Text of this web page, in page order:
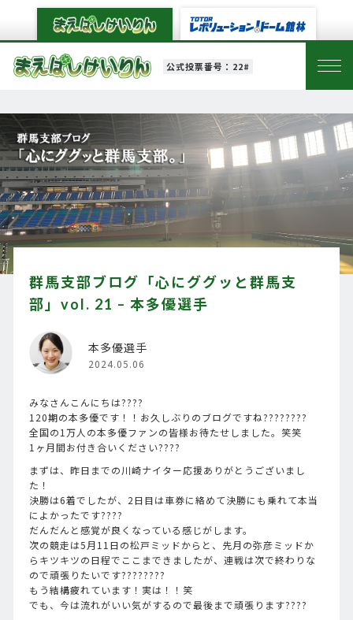
公式投票番号：22#
群馬支部ブログ「心にググッと群馬支
部」vol. 21 – 本多優選手
本多優選手
2024.05.06
みなさんこんにちは????
120期の本多優です！！お久しぶりのブログですね????????
全国の1万人の本多優ファンの皆様お待たせしました。笑笑
1ヶ月間お付き合いください????
まずは、昨日までの川崎ナイター応援ありがとうございまし
た！
決勝は6着でしたが、2日目は車券に絡めて決勝にも乗れて本当
によかったです????
だんだんと感覚が良くなっている感じがします。
次の競走は5月11日の松戸ミッドからと、先月の弥彦ミッドか
らキツキツの日程でここまできましたが、連戦は次で終わりな
ので頑張りたいです????????
もう結構疲れています！実は！！笑
でも、今は流れがいい気がするので最後まで頑張ります????